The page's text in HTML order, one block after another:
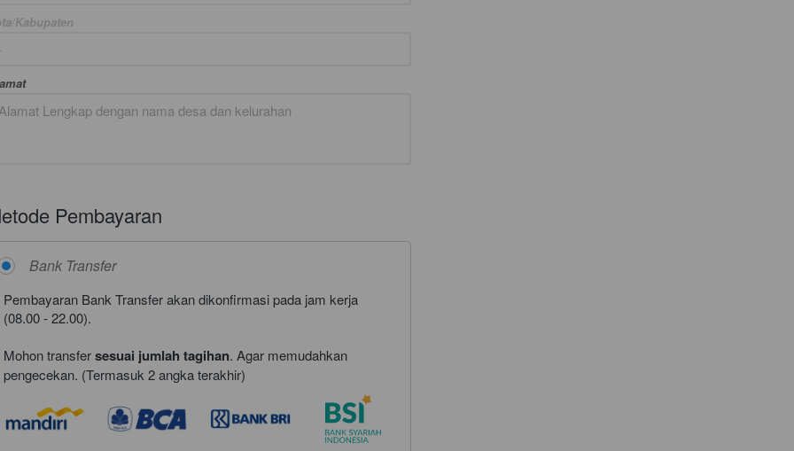
Kabupaten
Pembayaran
Bank Transfer
Pembayaran Bank Transfer akan dikonfirmasi pada jam kerja
(08.00 - 22.00).
Mohon transfer sesuai jumlah tagihan. Agar memudahkan
pengecekan. (Termasuk 2 angka terakhir)
Mohon Maaf! Sepertinya ada masalah.
Tolong refresh browser kamu